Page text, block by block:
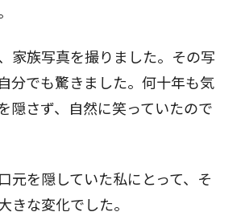
家族写真を撮りました。その写
分でも驚きました。何十年も気
隠さず、自然に笑っていたので
元を隠していた私にとって、そ
きな変化でした。